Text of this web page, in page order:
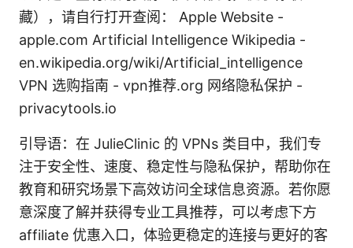
藏），请自行打开查阅： Apple Website -
apple.com Artificial Intelligence Wikipedia -
en.wikipedia.org/wiki/Artificial_intelligence
VPN 选购指南 - vpn推荐.org 网络隐私保护 -
privacytools.io
引导语：在 JulieClinic 的 VPNs 类目中，我们专
注于安全性、速度、稳定性与隐私保护，帮助你在
教育和研究场景下高效访问全球信息资源。若你愿
意深度了解并获得专业工具推荐，可以考虑下方
affiliate 优惠入口，体验更稳定的连接与更好的客